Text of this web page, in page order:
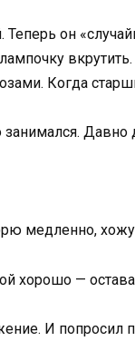
Теперь он
Когда
Давно
медленно,
хорошо —
И попросил